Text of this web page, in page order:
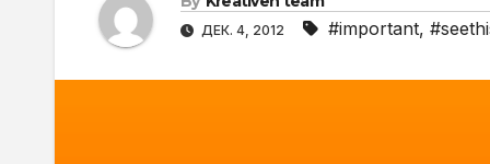
ДЕК. 4, 2012 #important,